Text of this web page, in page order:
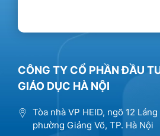
CÔNG TY CỔ PHẦN ĐẦU
GIÁO DỤC HÀ NỘI
Tòa nhà VP HEID, ngõ 12 Láng
phường Giảng Võ, TP. Hà Nội